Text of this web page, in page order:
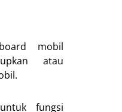
mobil
atau
fungsi